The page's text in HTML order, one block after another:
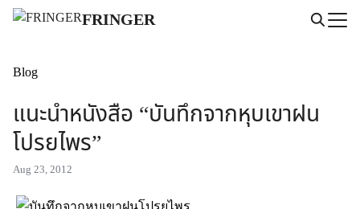
Skip
FRINGER
for:
Blog
แนะนำหนังสือ “บันทึกจากหุบเขาฝน
โปรยไพร”
Aug 23, 2012